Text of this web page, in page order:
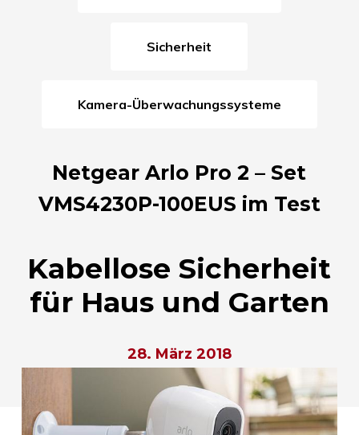
Sicherheit
Kamera-Überwachungssysteme
Netgear Arlo Pro 2 – Set
VMS4230P-100EUS im Test
Kabellose Sicherheit
für Haus und Garten
28. März 2018